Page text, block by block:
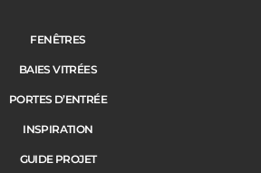
FENÊTRES
BAIES VITRÉES
PORTES D’ENTRÉE
INSPIRATION
GUIDE PROJET